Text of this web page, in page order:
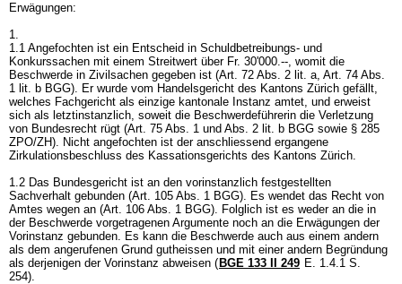
Erwägungen:
1.
1.1 Angefochten ist ein Entscheid in Schuldbetreibungs- und
Konkurssachen mit einem Streitwert über Fr. 30'000.--, womit die
Beschwerde in Zivilsachen gegeben ist (Art. 72 Abs. 2 lit. a, Art. 74 Abs.
1 lit. b BGG). Er wurde vom Handelsgericht des Kantons Zürich gefällt,
welches Fachgericht als einzige kantonale Instanz amtet, und erweist
sich als letztinstanzlich, soweit die Beschwerdeführerin die Verletzung
von Bundesrecht rügt (Art. 75 Abs. 1 und Abs. 2 lit. b BGG sowie § 285
ZPO/ZH). Nicht angefochten ist der anschliessend ergangene
Zirkulationsbeschluss des Kassationsgerichts des Kantons Zürich.
1.2 Das Bundesgericht ist an den vorinstanzlich festgestellten
Sachverhalt gebunden (Art. 105 Abs. 1 BGG). Es wendet das Recht von
Amtes wegen an (Art. 106 Abs. 1 BGG). Folglich ist es weder an die in
der Beschwerde vorgetragenen Argumente noch an die Erwägungen der
Vorinstanz gebunden. Es kann die Beschwerde auch aus einem andern
als dem angerufenen Grund gutheissen und mit einer andern Begründung
als derjenigen der Vorinstanz abweisen ( BGE 133 II 249 E. 1.4.1 S.
254).